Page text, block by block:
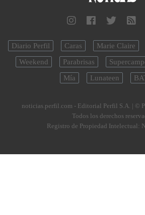
Diario Perfil Caras Marie Claire
Weekend
Parabrisas
Mía
Lunateen
noticias.perfil.com - Editorial Perfil S.A. | ©
Todos los derechos
Registro de Propiedad Intelectual: